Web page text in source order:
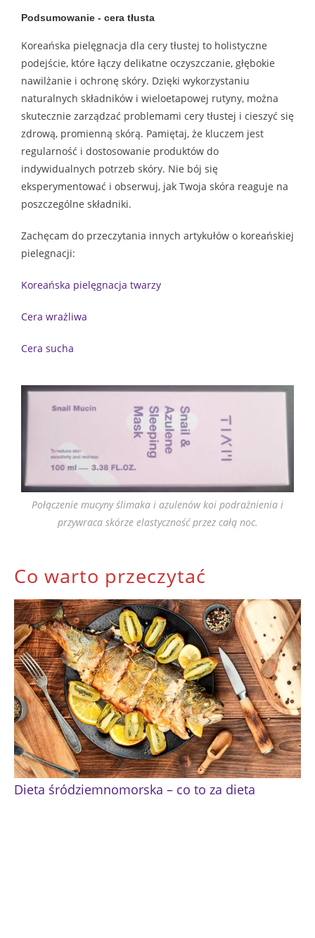
Podsumowanie - cera tłusta
Koreańska pielęgnacja dla cery tłustej to holistyczne
podejście, które łączy delikatne oczyszczanie, głębokie
nawilżanie i ochronę skóry. Dzięki wykorzystaniu
naturalnych składników i wieloetapowej rutyny, można
skutecznie zarządzać problemami cery tłustej i cieszyć się
zdrową, promienną skórą. Pamiętaj, że kluczem jest
regularność i dostosowanie produktów do
indywidualnych potrzeb skóry. Nie bój się
eksperymentować i obserwuj, jak Twoja skóra reaguje na
poszczególne składniki.
Zachęcam do przeczytania innych artykułów o koreańskiej
pielegnacji:
Koreańska pielęgnacja twarzy
Cera wrażliwa
Cera sucha
Połączenie mucyny ślimaka i azulenów koi podrażnienia i
przywraca skórze elastyczność przez całą noc.
Co warto przeczytać
Dieta śródziemnomorska – co to za dieta